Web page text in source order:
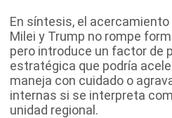
En síntesis, el
Milei y Trump no rompe
pero introduce un factor de
estratégica que podría
maneja con cuidado o
internas si se interpreta
unidad regional.